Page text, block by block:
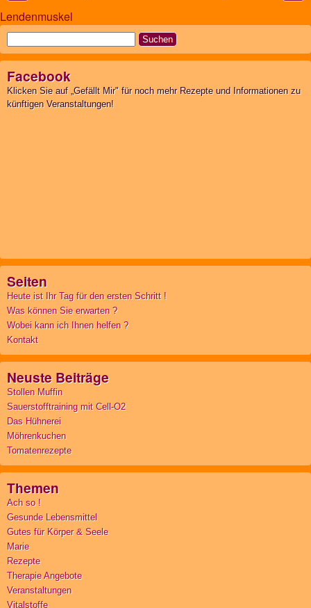
Lendenmuskel
Facebook
Klicken Sie auf „Gefällt Mir" für noch mehr Rezepte und Informationen zu
künftigen Veranstaltungen!
Seiten
Heute ist Ihr Tag für den ersten Schritt !
Was können Sie erwarten ?
Wobei kann ich Ihnen helfen ?
Kontakt
Neuste Beiträge
Stollen Muffin
Sauerstofftraining mit Cell-O2
Das Hühnerei
Möhrenkuchen
Tomatenrezepte
Themen
Ach so !
Gesunde Lebensmittel
Gutes für Körper & Seele
Marie
Rezepte
Therapie Angebote
Veranstaltungen
Vitalstoffe